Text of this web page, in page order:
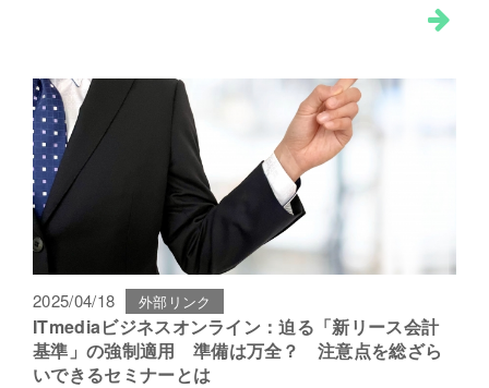
2025/04/18 外部リンク
ITmediaビジネスオンライン：迫る「新リース会計
基準」の強制適用 準備は万全？ 注意点を総ざら
いできるセミナーとは